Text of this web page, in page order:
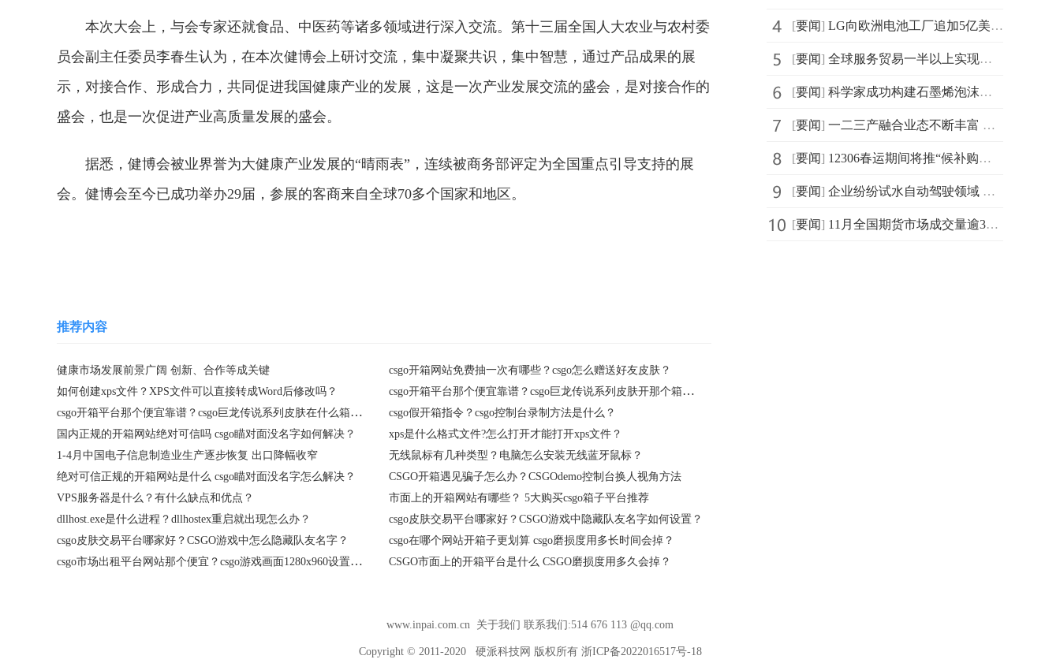
本次大会上，与会专家还就食品、中医药等诸多领域进行深入交流。第十三届全国人大农业与农村委
员会副主任委员李春生认为，在本次健博会上研讨交流，集中凝聚共识，集中智慧，通过产品成果的展
示，对接合作、形成合力，共同促进我国健康产业的发展，这是一次产业发展交流的盛会，是对接合作的
盛会，也是一次促进产业高质量发展的盛会。
据悉，健博会被业界誉为大健康产业发展的“晴雨表”，连续被商务部评定为全国重点引导支持的展
会。健博会至今已成功举办29届，参展的客商来自全球70多个国家和地区。
推荐内容
健康市场发展前景广阔 创新、合作等成关键
csgo开箱网站免费抽一次有哪些？csgo怎么赠送好友皮肤？
如何创建xps文件？XPS文件可以直接转成Word后修改吗？
csgo开箱平台那个便宜靠谱？csgo巨龙传说系列皮肤开那个箱子获取？
csgo开箱平台那个便宜靠谱？csgo巨龙传说系列皮肤在什么箱子里？
csgo假开箱指令？csgo控制台录制方法是什么？
国内正规的开箱网站绝对可信吗 csgo瞄对面没名字如何解决？
xps是什么格式文件?怎么打开才能打开xps文件？
1-4月中国电子信息制造业生产逐步恢复 出口降幅收窄
无线鼠标有几种类型？电脑怎么安装无线蓝牙鼠标？
绝对可信正规的开箱网站是什么 csgo瞄对面没名字怎么解决？
CSGO开箱遇见骗子怎么办？CSGOdemo控制台换人视角方法
VPS服务器是什么？有什么缺点和优点？
市面上的开箱网站有哪些？ 5大购买csgo箱子平台推荐
dllhost.exe是什么进程？dllhostex重启就出现怎么办？
csgo皮肤交易平台哪家好？CSGO游戏中隐藏队友名字如何设置？
csgo皮肤交易平台哪家好？CSGO游戏中怎么隐藏队友名字？
csgo在哪个网站开箱子更划算 csgo磨损度用多长时间会掉？
csgo市场出租平台网站那个便宜？csgo游戏画面1280x960设置在哪？ CSGO市面上的开箱平台是什么 CSGO磨损度用多久会掉？
[要闻] LG向欧洲电池工厂追加5亿美元投资 年产量提高到70GWh
[要闻] 全球服务贸易一半以上实现数字化 传统贸易向数字贸易转型
[要闻] 科学家成功构建石墨烯泡沫孔片网络拓扑模型
[要闻] 一二三产融合业态不断丰富 呈现出“农业+文化”等“农业
[要闻] 12306春运期间将推“候补购票”功能 拟取消23时后不能购
[要闻] 企业纷纷试水自动驾驶领域 技术亟待攻关法规仍存盲区
[要闻] 11月全国期货市场成交量逾3亿手 环比增长33.57%
www.inpai.com.cn 关于我们 联系我们:514 676 113 @qq.com
Copyright © 2011-2020 硬派科技网 版权所有 浙ICP备2022016517号-18